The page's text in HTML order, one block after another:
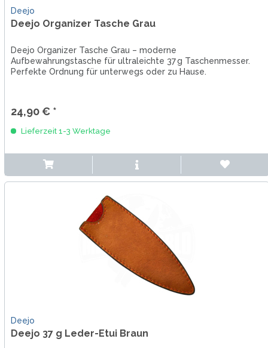
Deejo
Deejo Organizer Tasche Grau
Deejo Organizer Tasche Grau – moderne
Aufbewahrungstasche für ultraleichte 37 g Taschenmesser.
Perfekte Ordnung für unterwegs oder zu Hause.
24,90 € *
Lieferzeit 1-3 Werktage
Deejo
Deejo 37 g Leder-Etui Braun